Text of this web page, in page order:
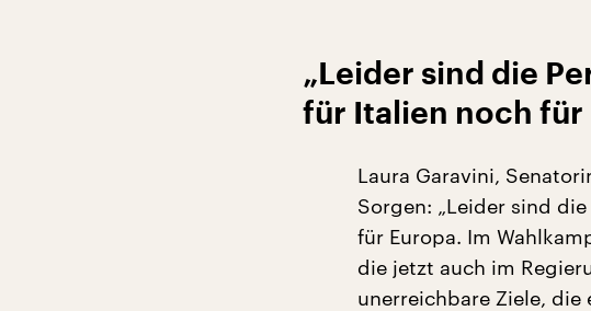
„Leider sind die
für Italien noch für
Laura Garavini,
Sorgen: „Leider sind
für Europa. Im
die jetzt auch im
unerreichbare Ziele, die